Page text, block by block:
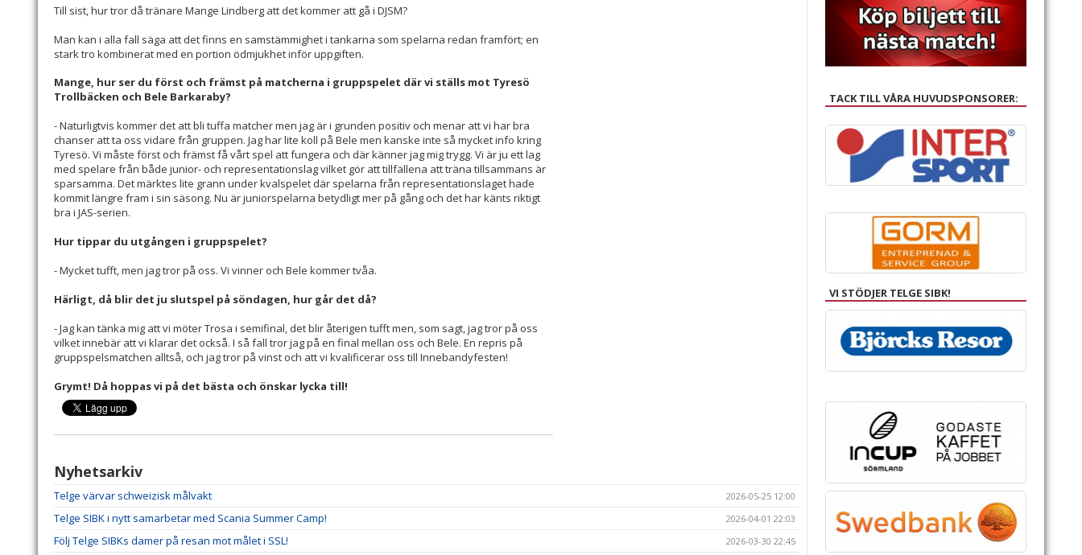
Till sist, hur tror då tränare Mange Lindberg att det kommer att gå i DJSM?
Man kan i alla fall säga att det finns en samstämmighet i tankarna som spelarna redan framfört; en
stark tro kombinerat med en portion ödmjukhet inför uppgiften.
Mange, hur ser du först och främst på matcherna i gruppspelet där vi ställs mot Tyresö
Trollbäcken och Bele Barkaraby?
- Naturligtvis kommer det att bli tuffa matcher men jag är i grunden positiv och menar att vi har bra
chanser att ta oss vidare från gruppen. Jag har lite koll på Bele men kanske inte så mycket info kring
Tyresö. Vi måste först och främst få vårt spel att fungera och där känner jag mig trygg. Vi är ju ett lag
med spelare från både junior- och representationslag vilket gör att tillfällena att träna tillsammans är
sparsamma. Det märktes lite grann under kvalspelet där spelarna från representationslaget hade
kommit längre fram i sin säsong. Nu är juniorspelarna betydligt mer på gång och det har känts riktigt
bra i JAS-serien.
Hur tippar du utgången i gruppspelet?
- Mycket tufft, men jag tror på oss. Vi vinner och Bele kommer tvåa.
Härligt, då blir det ju slutspel på söndagen, hur går det då?
- Jag kan tänka mig att vi möter Trosa i semifinal, det blir återigen tufft men, som sagt, jag tror på oss
vilket innebär att vi klarar det också. I så fall tror jag på en final mellan oss och Bele. En repris på
gruppspelsmatchen alltså, och jag tror på vinst och att vi kvalificerar oss till Innebandyfesten!
Grymt! Då hoppas vi på det bästa och önskar lycka till!
Nyhetsarkiv
Telge värvar schweizisk målvakt 2026-05-25 12:00
Telge SIBK i nytt samarbetar med Scania Summer Camp! 2026-04-01 22:03
Följ Telge SIBKs damer på resan mot målet i SSL! 2026-03-30 22:45
TACK TILL VÅRA HUVUDSPONSORER:
VI STÖDJER TELGE SIBK!